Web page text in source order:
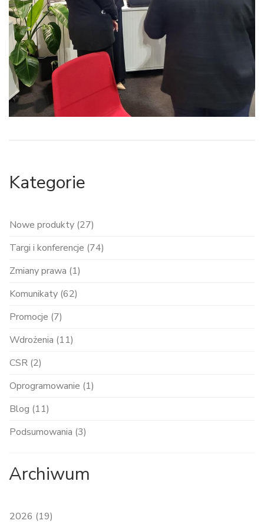
Kategorie
Nowe produkty (27)
Targi i konferencje (74)
Zmiany prawa (1)
Komunikaty (62)
Promocje (7)
Wdrożenia (11)
CSR (2)
Oprogramowanie (1)
Blog (11)
Podsumowania (3)
Archiwum
2026 (19)